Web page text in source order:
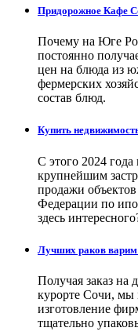
Придорожное Кафе
Почему на Юге
постоянно
цен на блюда из
фермерских
состав блюд.
Купить
С этого 2024
крупнейшим
продажи
Федерации по
здесь
Лучших раков
Получая заказ на
курорте Сочи, мы
изготовление
тщательно